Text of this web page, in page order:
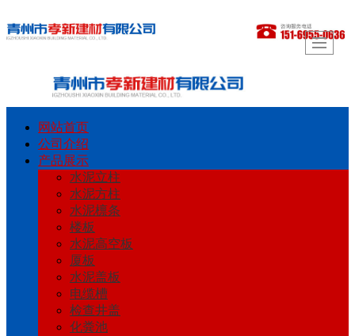
网站首页
公司介绍
产品展示
水泥立柱
水泥方柱
水泥檩条
楼板
水泥高空板
厦板
水泥盖板
电缆槽
检查井盖
化粪池